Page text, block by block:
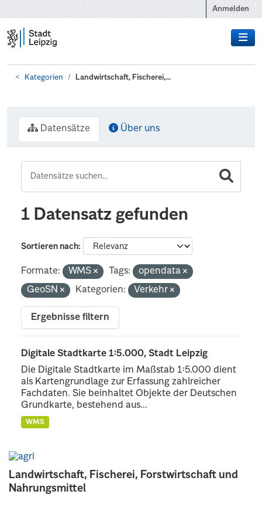
Anmelden
Kategorien Landwirtschaft, Fischerei,...
Landwirtschaft, Fischerei, Forstwirtschaft und
Nahrungsmittel
Datensätze Über uns
1 Datensatz gefunden
Sortieren nach
Formate: WMS Tags:
opendata
GeoSN
Kategorien: Verkehr
Ergebnisse filtern
Digitale Stadtkarte 1:5.000, Stadt Leipzig
Die Digitale Stadtkarte im Maßstab 1:5.000 dient
als Kartengrundlage zur Erfassung zahlreicher
Fachdaten. Sie beinhaltet Objekte der Deutschen
Grundkarte, bestehend aus...
WMS